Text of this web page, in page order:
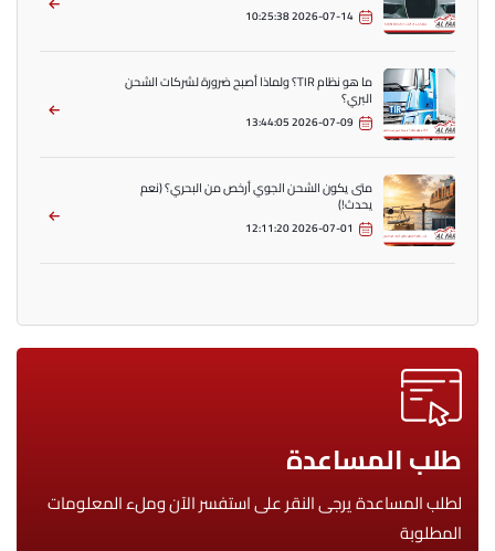
2026-07-14 10:25:38
ما هو نظام TIR؟ ولماذا أصبح ضرورة لشركات الشحن
البري؟
2026-07-09 13:44:05
متى يكون الشحن الجوي أرخص من البحري؟ (نعم
يحدث!)
2026-07-01 12:11:20
طلب المساعدة
لطلب المساعدة يرجى النقر على استفسر الآن وملء المعلومات
المطلوبة